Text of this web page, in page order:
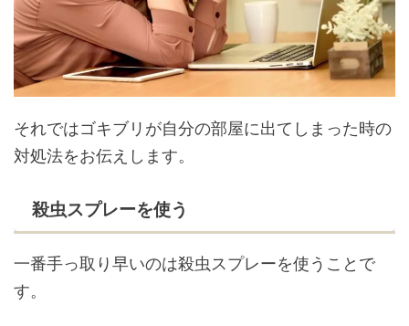
それではゴキブリが自分の部屋に出てしまった時の
対処法をお伝えします。
殺虫スプレーを使う
一番手っ取り早いのは殺虫スプレーを使うことで
す。